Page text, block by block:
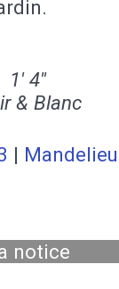
1' 4''
& Blanc
| Mandelieu
notice